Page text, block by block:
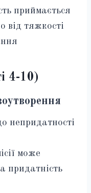
приймається
від тяжкості
4-10)
непридатності
може
придатність